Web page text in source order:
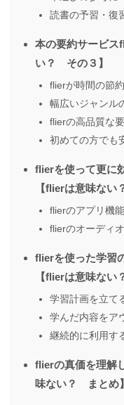
読書の予習・復
本の要約サービ
い？ その３】
flierが時間の節
幅広いジャンル
flierの高品質な
初めての方でも
flierを使って更に
【flierは意味ない
flierのアプリ機
flierのオーディ
flierを使った学習
【flierは意味ない
学習計画を立て
学んだ内容をア
継続的に利用す
flierの真価を理解
味ない？ まとめ】